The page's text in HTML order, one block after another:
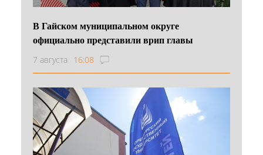
В Гайском муниципальном округе
официально представили врип главы
7 августа 16:08